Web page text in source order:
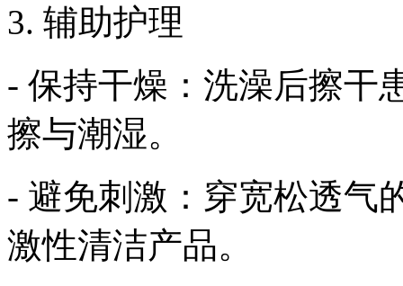
3. 辅助护理
- 保持干燥：洗澡后擦干
擦与潮湿。
- 避免刺激：穿宽松透气
激性清洁产品。